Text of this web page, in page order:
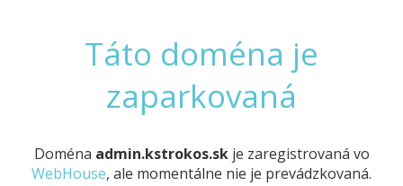
Táto doména je
zaparkovaná
Doména admin.kstrokos.skje zaregistrovaná vo
WebHouse, ale momentálne nie je prevádzkovaná.